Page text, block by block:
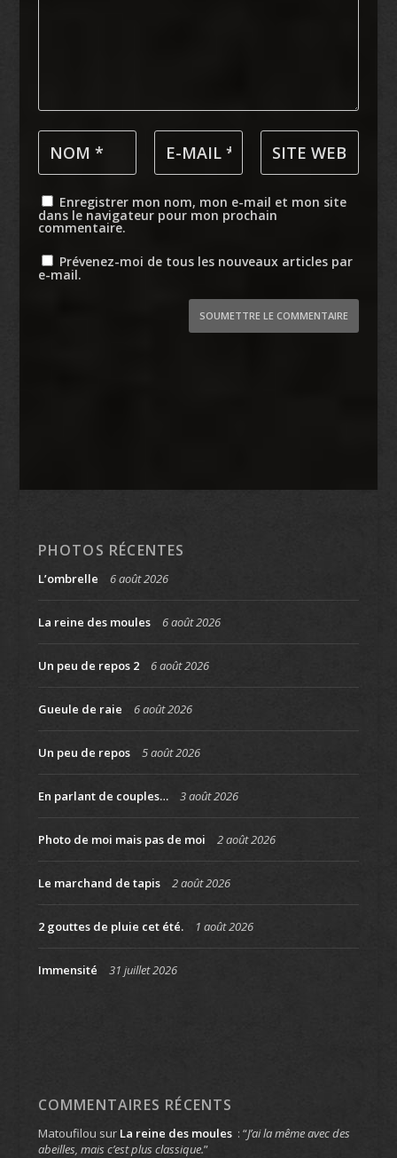
Enregistrer mon nom, mon e-mail et mon site
dans le navigateur pour mon prochain
commentaire.
Prévenez-moi de tous les nouveaux articles par
e-mail.
SOUMETTRE LE COMMENTAIRE
PHOTOS RÉCENTES
L’ombrelle 6 août 2026
La reine des moules 6 août 2026
Un peu de repos 2 6 août 2026
Gueule de raie 6 août 2026
Un peu de repos 5 août 2026
En parlant de couples… 3 août 2026
Photo de moi mais pas de moi 2 août 2026
Le marchand de tapis 2 août 2026
2 gouttes de pluie cet été. 1 août 2026
Immensité 31 juillet 2026
COMMENTAIRES RÉCENTS
Matoufilou sur La reine des moules : “J’ai la même avec des
abeilles, mais c’est plus classique.”